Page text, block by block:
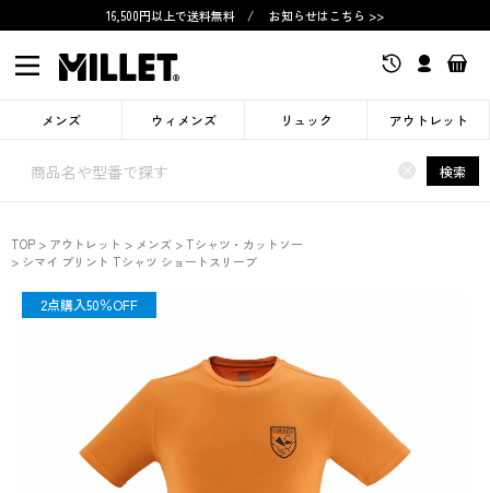
16,500円以上で送料無料 / お知らせはこちら >>
メンズ ウィメンズ リュック アウトレット
× 検索
TOP アウトレット メンズ
Tシャツ・カットソー
シマイ プリント Tシャツ ショートスリーブ
OUTLET
2点購入50％OFF